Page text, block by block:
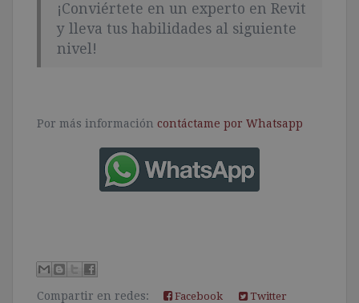
¡Conviértete en un experto en Revit
y lleva tus habilidades al siguiente
nivel!
Por más información contáctame por Whatsapp
Compartir en redes: Facebook
Twitter